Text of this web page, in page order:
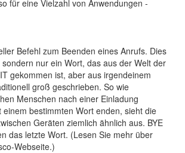
für eine Vielzahl von Anwendungen -
Befehl zum Beenden eines Anrufs. Dies
nur ein Wort, das aus der Welt der
gekommen ist, aber aus irgendeinem
groß geschrieben. So wie
Menschen nach einer Einladung
bestimmten Wort enden, sieht die
Geräten ziemlich ähnlich aus. BYE
das letzte Wort. (Lesen Sie mehr über
Webseite.)